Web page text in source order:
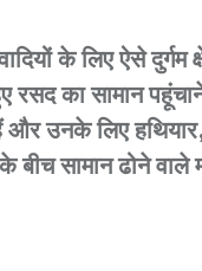
के लिए ऐसे दुर्गम
का सामान
उनके लिए
सामान ढोने वाले